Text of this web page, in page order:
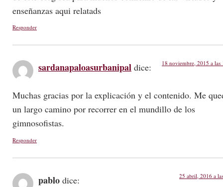
enseñanzas aqui relatads
Responder
sardanapaloasurbanipal dice: 18 noviembre, 2015 a las
Muchas gracias por la explicación y el contenido. Me
un largo camino por recorrer en el mundillo de los
gimnosofistas.
Responder
pablo dice: 25 abril, 2016 a